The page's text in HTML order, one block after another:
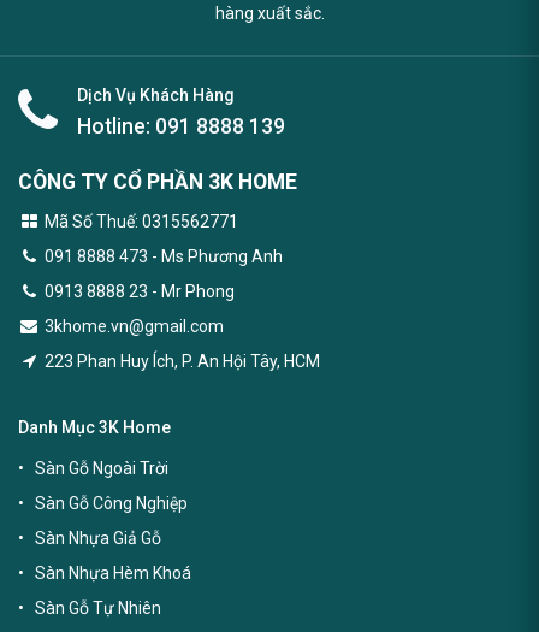
hàng xuất sắc.
Dịch Vụ Khách Hàng
Hotline: 091 8888 139
CÔNG TY CỔ PHẦN 3K HOME
Mã Số Thuế: 0315562771
091 8888 473 - Ms Phương Anh
0913 8888 23 - Mr Phong
3khome.vn@gmail.com
223 Phan Huy Ích, P. An Hội Tây, HCM
Danh Mục 3K Home
Sàn Gỗ Ngoài Trời
Sàn Gỗ Công Nghiệp
Sàn Nhựa Giả Gỗ
Sàn Nhựa Hèm Khoá
Sàn Gỗ Tự Nhiên